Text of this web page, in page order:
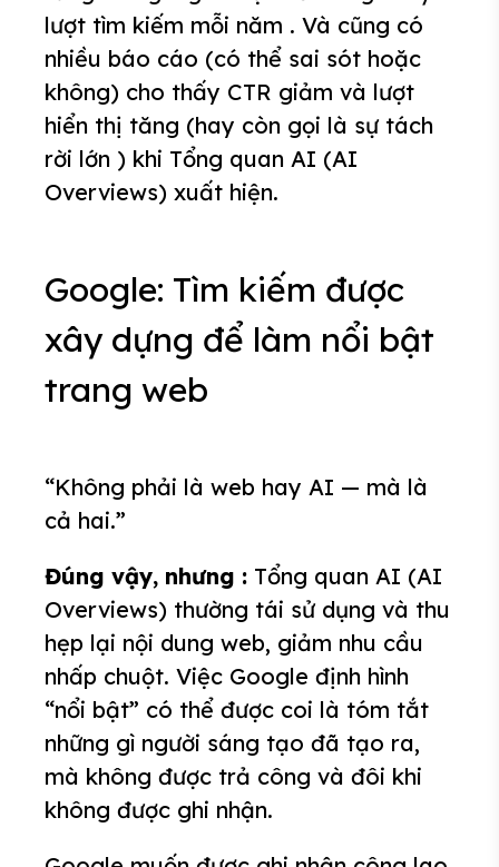
lượt tìm kiếm mỗi năm . Và cũng có
nhiều báo cáo (có thể sai sót hoặc
không) cho thấy CTR giảm và lượt
hiển thị tăng (hay còn gọi là sự tách
rời lớn ) khi Tổng quan AI (AI
Overviews) xuất hiện.
Google: Tìm kiếm được
xây dựng để làm nổi bật
trang web
“Không phải là web hay AI — mà là
cả hai.”
Đúng vậy, nhưng : Tổng quan AI (AI
Overviews) thường tái sử dụng và thu
hẹp lại nội dung web, giảm nhu cầu
nhấp chuột. Việc Google định hình
“nổi bật” có thể được coi là tóm tắt
những gì người sáng tạo đã tạo ra,
mà không được trả công và đôi khi
không được ghi nhận.